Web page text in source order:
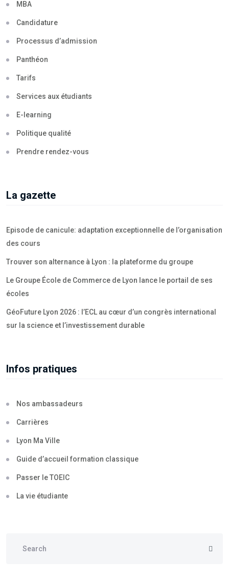
MBA
Candidature
Processus d’admission
Panthéon
Tarifs
Services aux étudiants
E-learning
Politique qualité
Prendre rendez-vous
La gazette
Episode de canicule: adaptation exceptionnelle de l’organisation
des cours
Trouver son alternance à Lyon : la plateforme du groupe
Le Groupe École de Commerce de Lyon lance le portail de ses
écoles
GéoFuture Lyon 2026 : l’ECL au cœur d’un congrès international
sur la science et l’investissement durable
Infos pratiques
Nos ambassadeurs
Carrières
Lyon Ma Ville
Guide d’accueil formation classique
Passer le TOEIC
La vie étudiante